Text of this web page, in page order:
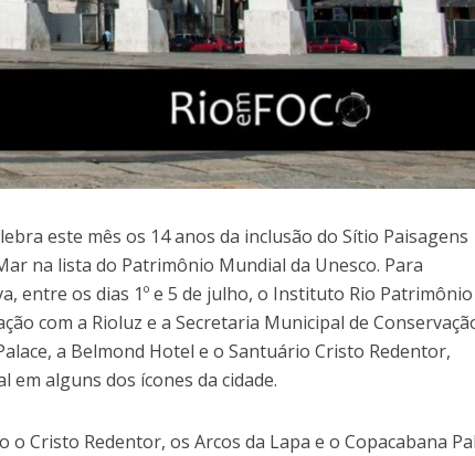
este mês os 14 anos da inclusão do Sítio Paisagens
na lista do Patrimônio Mundial da Unesco. Para
entre os dias 1º e 5 de julho, o Instituto Rio Patrimônio
com a Rioluz e a Secretaria Municipal de
a Belmond Hotel e o Santuário Cristo Redentor,
em alguns dos ícones da cidade.
Cristo Redentor, os Arcos da Lapa e o Copacabana